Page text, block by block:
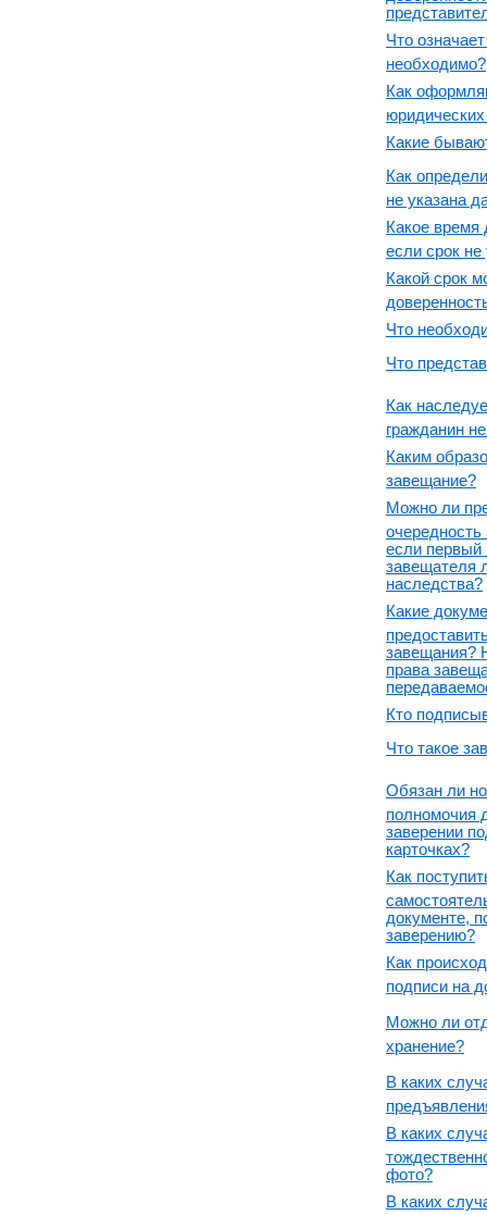
Что
необходимо?
Как
Какие
Как
не указана
Какое время
если срок не
Какой срок
Что
Что
Как
гражданин
Каким
завещание?
Можно ли
если первый
завещателя
наследства?
Какие
завещания?
права
Кто
Что такое
Обязан ли
полномочия
заверении
карточках?
Как
документе,
заверению?
Как
подписи на
Можно ли
хранение?
В каких
В каких
фото?
В каких